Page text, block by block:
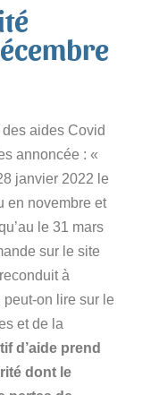
aides Covid
annoncée : «
janvier 2022 le
en novembre et
le 31 mars
sur le site
à
peut-on lire sur le
et de la
d’aide prend
dont le